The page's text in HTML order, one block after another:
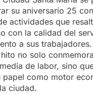
su aniversario 25
actividades que
con la calidad del
a sus
no solo
de labor, sino
papel como motor
ciudad.